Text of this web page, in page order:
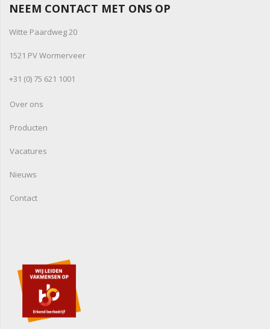
NEEM CONTACT MET ONS OP
Witte Paardweg 20
1521 PV Wormerveer
+31 (0) 75 621 1001
Over ons
Producten
Vacatures
Nieuws
Contact